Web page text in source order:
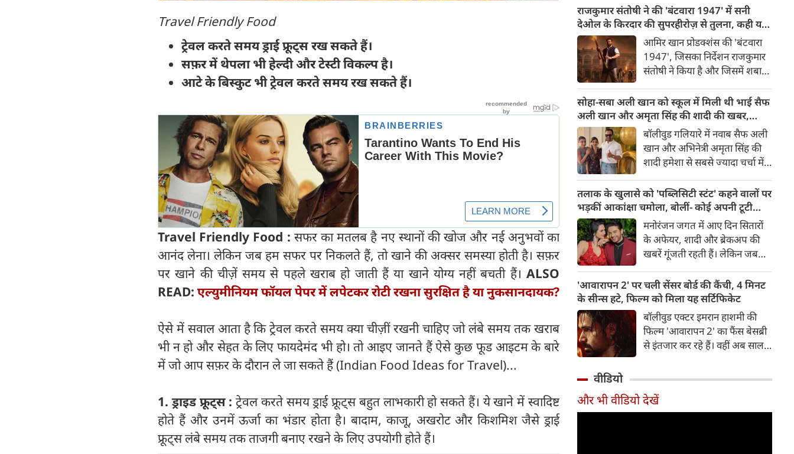
Travel Friendly Food
ट्रेवल करते समय ड्राई फ्रूट्स रख सकते हैं।
सफ़र में थेपला भी हेल्दी और टेस्टी विकल्प है।
आटे के बिस्कुट भी ट्रेवल करते समय रख सकते हैं।
Travel Friendly Food : सफर का मतलब है नए स्थानों की खोज और नई अनुभवों का
आनंद लेना। लेकिन जब हम सफर पर निकलते हैं, तो खाने की अक्सर समस्या होती है। सफ़र
पर खाने की चीज़ें समय से पहले खराब हो जाती हैं या खाने योग्य नहीं बचती हैं। ALSO
READ: एल्युमीनियम फॉयल पेपर में लपेटकर रोटी रखना सुरक्षित है या नुकसानदायक?
ऐसे में सवाल आता है कि ट्रेवल करते समय क्या चीज़ीं रखनी चाहिए जो लंबे समय तक खराब
भी न हो और सेहत के लिए फायदेमंद भी हो। तो आइए जानते हैं ऐसे कुछ फूड आइटम के बारे
में जो आप सफ़र के दौरान ले जा सकते हैं (Indian Food Ideas for Travel)...
1. ड्राइड फ्रूट्स : ट्रेवल करते समय ड्राई फ्रूट्स बहुत लाभकारी हो सकते हैं। ये खाने में स्वादिष्ट
होते हैं और उनमें ऊर्जा का भंडार होता है। बादाम, काजू, अखरोट और किशमिश जैसे ड्राई
फ्रूट्स लंबे समय तक ताजगी बनाए रखने के लिए उपयोगी होते हैं।
चुका है, जो दर्शकों को इस डरावनी
दुनिया में और गहराई तक ले जाता है।
रोंगटे खड़े कर देने वाले नए दृश्यों से
भरपूर यह ट्रेलर इनसिडियस सीरीज़
के अब तक के सबसे डरावने और
सबसे अंधेरे अध्याय की झलक देता
है।
राजकुमार संतोषी ने की 'बंटवारा 1947' में सनी
देओल के किरदार की सुपरहीरोज़ से तुलना, कही यह
बात
आमिर खान प्रोडक्शंस की 'बंटवारा
1947', जिसका निर्देशन राजकुमार
संतोषी ने किया है और जिसमें शबाना
जिंटा मुख्य भूमिकाओं में हैं, 14
अगस्त 2026 को दुनियाभर के
सिनेमाघरों में रिलीज़ होगी। हाल ही में
रिलीज हुए फिल्म के ट्रेलर ने भारत के
बंटवारे के दर्दनाक इतिहास की दमदार
झलक दिखाकर दर्शकों के बीच
फिल्म को लेकर उत्साह और भी बढ़ा
दिया है।
सोहा-सबा अली खान को स्कूल में मिली थी भाई सैफ
अली खान और अमृता सिंह की शादी की खबर,
बताया चौंकाने वाला किस्साबॉलीवुड गलियारे में नवाब सैफ अली
खान और अभिनेत्री अमृता सिंह की
शादी हमेशा से सबसे ज्यादा चर्चा में
साल 1991 में हुई इस शादी को
लेकर आज भी कई ऐसे राज़ हैं,
जिनसे पर्दा उठना बाकी है। हाल ही में
सैफ अली खान की बहनों—अभिनेत्री
सोहा अली खान और सबा अली खान
ने इस शादी से जुड़ा एक बेहद
दिलचस्प और चौंकाने वाला किस्सा
साझा किया है।
तलाक के खुलासे को 'पब्लिसिटी स्टंट' कहने वालों पर
भड़कीं आकांक्षा चमोला, बोलीं- कोई अपनी टूटी
शादी का तमाशा नहीं बनातामनोरंजन जगत में आए दिन सितारों
के अफेयर, शादी और ब्रेकअप की
खबरें गूंजती रहती हैं। लेकिन जब
पॉपुलर कपल्स के अलग होने की
खबर आती है, तो फैंस का दिल टूट
जाता है। टीवी इंडस्ट्री के मशहूर और
टैलेंटेड एक्टर गौरव खन्ना और उनकी
पत्नी व एक्ट्रेस आकांक्षा चमोला इन
दिनों अपने रिश्ते को लेकर जबरदस्त
'आवारापन 2' पर चली सेंसर बोर्ड की कैंची, 4 मिनट
के सीन्स हटे, फिल्म को मिला यह सर्टिफिकेट
बॉलीवुड एक्टर इमरान हाशमी की
फिल्म 'आवारापन 2' का फैंस बेसब्री
से इंतजार कर रहे हैं। वहीं अब साल
फिल्म सर्टिफिकेशन (CBFC) से हरी
झंडी मिल गई है।
वीडियो
और भी वीडियो देखें